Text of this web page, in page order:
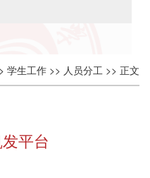
学生工作 >> 人员分工 >> 正文
平台